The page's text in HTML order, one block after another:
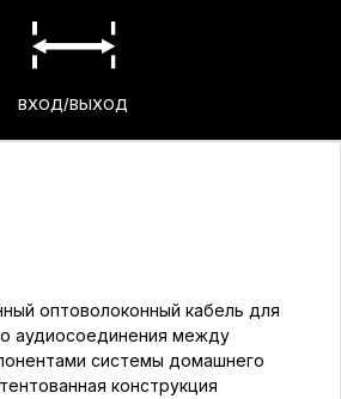
ВХОД/ВЫХОД
оптоволоконный кабель для
аудиосоединения между
системы домашнего
конструкция